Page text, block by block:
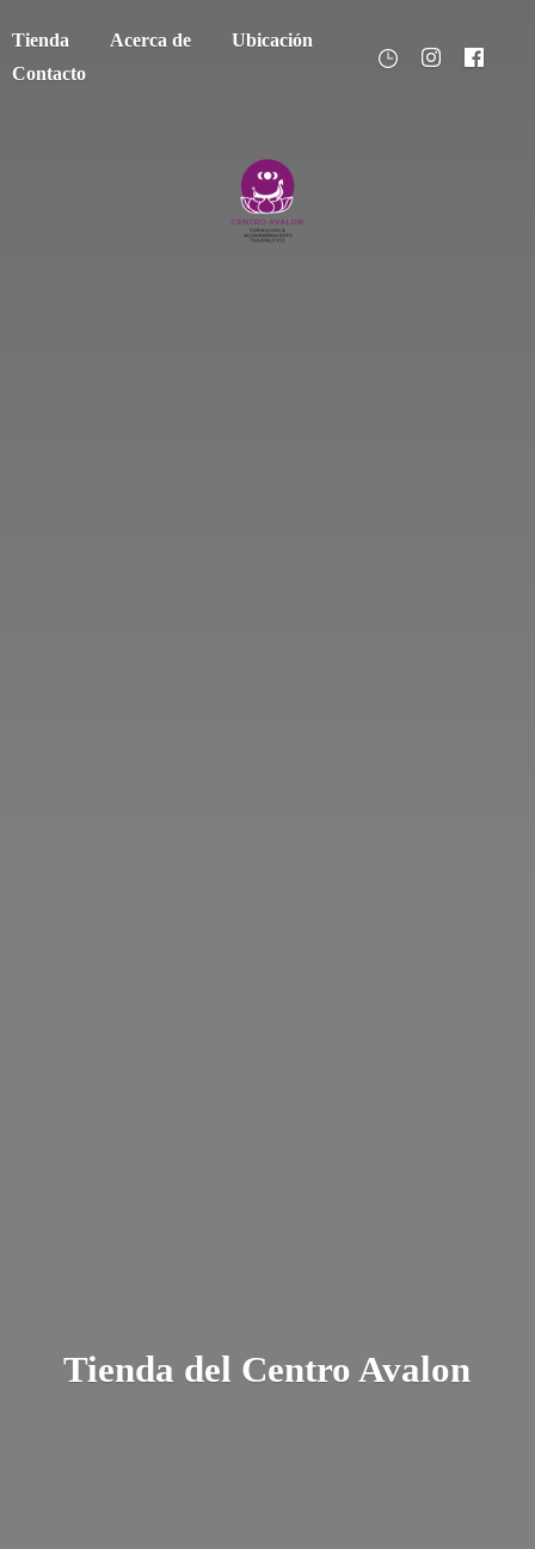
Tienda Acerca de
Ubicación
Contacto
Tienda del Centro Avalon